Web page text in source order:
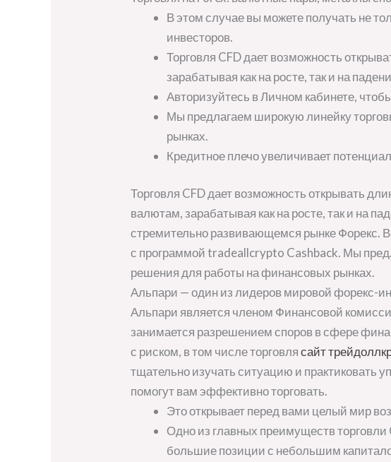
В этом случае вы можете получать не
инвесторов.
Торговля CFD дает возможность
зарабатывая как на росте, так и на
Авторизуйтесь в Личном кабинете,
Мы предлагаем широкую линейку
рынках.
Кредитное плечо увеличивает
Торговля CFD дает возможность открывать
валютам, зарабатывая как на росте, так и на
стремительно развивающемся рынке Форекс.
с программой tradeallcrypto Cashback. Мы
решения для работы на финансовых рынках.
Альпари — один из лидеров мировой форекс-
Альпари является членом Финансовой
занимается разрешением споров в сфере
с риском, в том числе торговлясайт
тщательно изучать ситуацию и практиковать
помогут вам эффективно торговать.
Это открывает перед вами целый мир
Одно из главных преимуществ торговли
большие позиции с небольшим